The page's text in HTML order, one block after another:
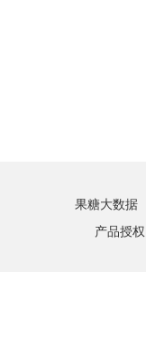
果糖大数据
产品授权